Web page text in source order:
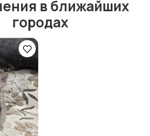
в ближайших
городах